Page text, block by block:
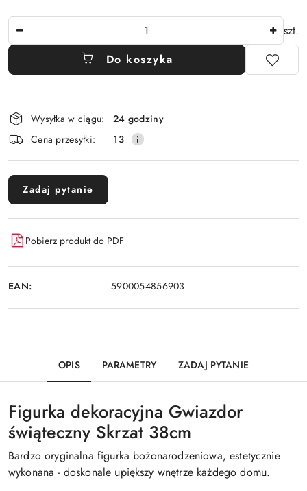
szt.
Do koszyka
Dostępność
i
dostawa
Wysyłka w ciągu:
24 godziny
Cena przesyłki:
13
Zadaj pytanie
Pobierz produkt do PDF
EAN: 5900054856903
OPIS PARAMETRY ZADAJ PYTANIE
Figurka dekoracyjna Gwiazdor
świąteczny Skrzat 38cm
Bardzo oryginalna figurka bożonarodzeniowa, estetycznie
wykonana - doskonale upiększy wnętrze każdego domu.